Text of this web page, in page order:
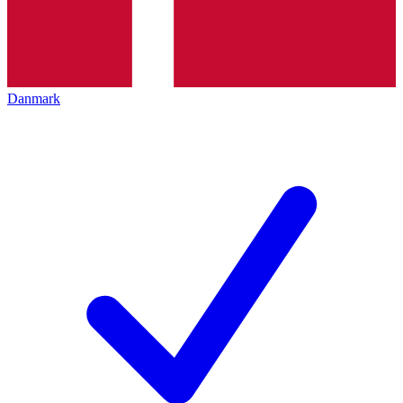
Danmark